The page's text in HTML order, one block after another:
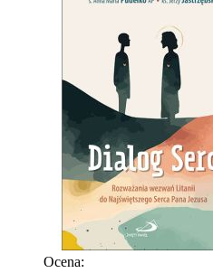
Ocena: